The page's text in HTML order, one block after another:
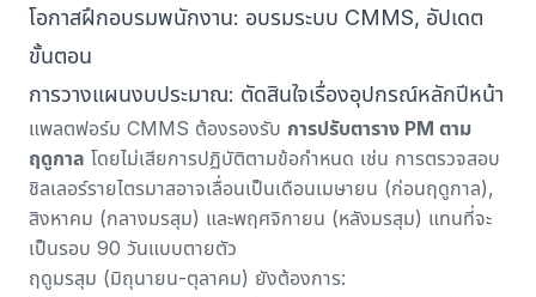
โอกาสฝึกอบรมพนักงาน: อบรมระบบ CMMS, อัปเดต
ขั้นตอน
การวางแผนงบประมาณ: ตัดสินใจเรื่องอุปกรณ์หลักปีหน้า
แพลตฟอร์ม CMMS ต้องรองรับ การปรับตาราง PM ตาม
ฤดูกาล โดยไม่เสียการปฏิบัติตามข้อกำหนด เช่น การตรวจสอบ
ชิลเลอร์รายไตรมาสอาจเลื่อนเป็นเดือนเมษายน (ก่อนฤดูกาล),
สิงหาคม (กลางมรสุม) และพฤศจิกายน (หลังมรสุม) แทนที่จะ
เป็นรอบ 90 วันแบบตายตัว
ฤดูมรสุม (มิถุนายน-ตุลาคม) ยังต้องการ: